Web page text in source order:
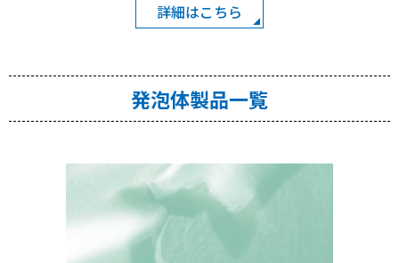
詳細はこちら
発泡体製品一覧